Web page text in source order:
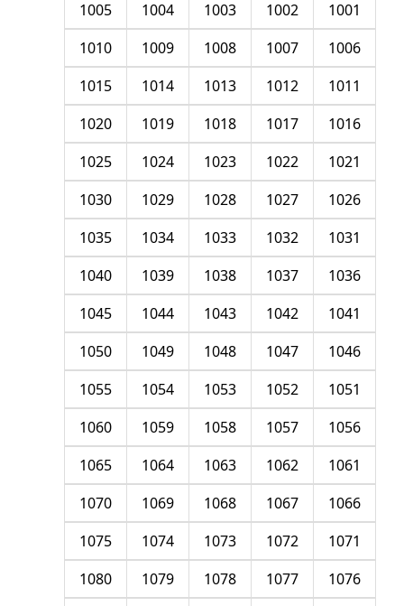
1001
1002
1003
1004
1005
1006
1007
1008
1009
1010
1011
1012
1013
1014
1015
1016
1017
1018
1019
1020
1021
1022
1023
1024
1025
1026
1027
1028
1029
1030
1031
1032
1033
1034
1035
1036
1037
1038
1039
1040
1041
1042
1043
1044
1045
1046
1047
1048
1049
1050
1051
1052
1053
1054
1055
1056
1057
1058
1059
1060
1061
1062
1063
1064
1065
1066
1067
1068
1069
1070
1071
1072
1073
1074
1075
1076
1077
1078
1079
1080